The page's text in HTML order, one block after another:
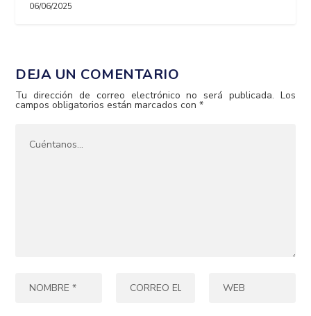
06/06/2025
DEJA UN COMENTARIO
Tu dirección de correo electrónico no será publicada. Los
campos obligatorios están marcados con*